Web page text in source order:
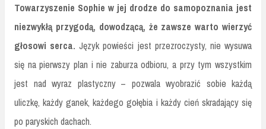
Towarzyszenie Sophie w jej drodze do samopoznania jest
niezwykłą przygodą, dowodzącą, że zawsze warto wierzyć
głosowi serca. Język powieści jest przezroczysty, nie wysuwa
się na pierwszy plan i nie zaburza odbioru, a przy tym wszystkim
jest nad wyraz plastyczny – pozwala wyobrazić sobie każdą
uliczkę, każdy ganek, każdego gołębia i każdy cień skradający się
po paryskich dachach.